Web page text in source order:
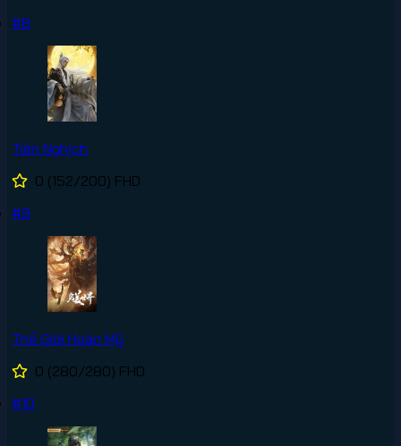
#8
Tiên Nghịch
0 (152/200) FHD
#9
Thế Giới Hoàn Mỹ
0 (280/280) FHD
#10